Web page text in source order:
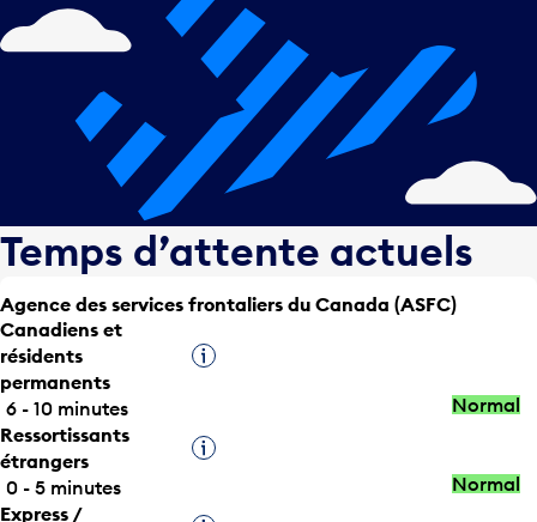
Temps d’attente actuels
Agence des services frontaliers du Canada (ASFC)
Canadiens et
résidents
permanents
Infobulle
6 - 10 minutes
Normal
Ressortissants
étrangers
Infobulle
0 - 5 minutes
Normal
Express /